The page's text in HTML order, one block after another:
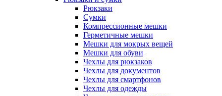
Рюкзаки
Сумки
Компрессионные мешки
Герметичные мешки
Мешки для мокрых вещей
Мешки для обуви
Чехлы для рюкзаков
Чехлы для документов
Чехлы для смартфонов
Чехлы для одежды